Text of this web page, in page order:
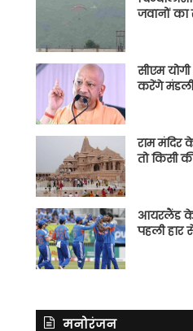
जवानों का
सीएम
करेंगे
राम मंदिर
तो किसी
आयरलैंड के
पहली हार
मनोरंजन